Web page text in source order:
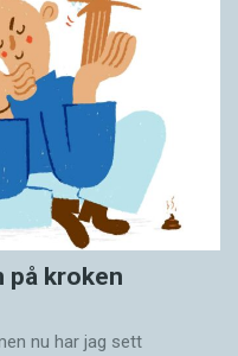
på kroken
nu har jag sett